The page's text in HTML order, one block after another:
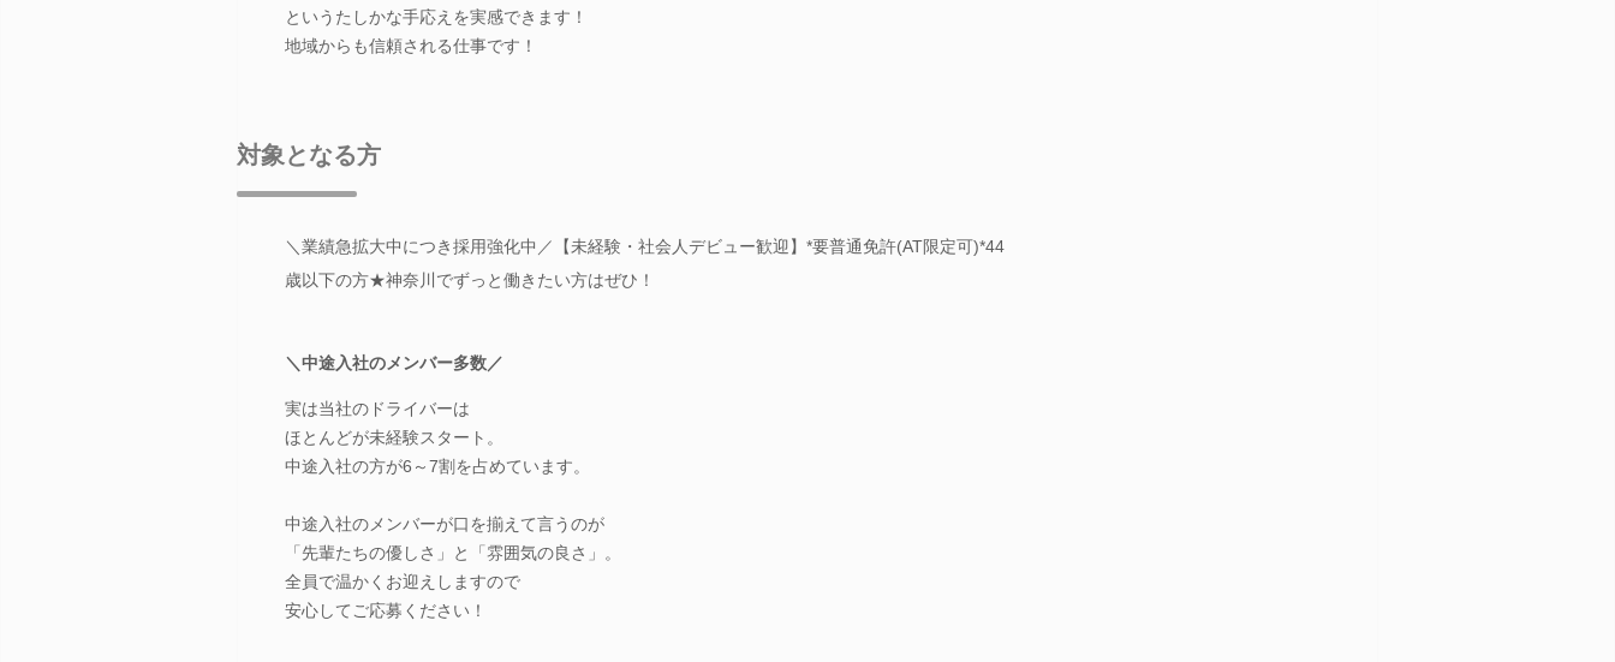
というたしかな手応えを実感できます！
地域からも信頼される仕事です！
対象となる方
＼業績急拡大中につき採用強化中／【未経験・社会人デビュー歓迎】*要普通免許(AT限定可)*44
歳以下の方★神奈川でずっと働きたい方はぜひ！
＼中途入社のメンバー多数／
実は当社のドライバーは
ほとんどが未経験スタート。
中途入社の方が6～7割を占めています。
中途入社のメンバーが口を揃えて言うのが
「先輩たちの優しさ」と「雰囲気の良さ」。
全員で温かくお迎えしますので
安心してご応募ください！